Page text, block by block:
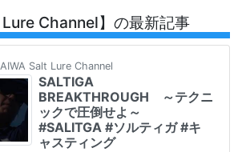
Lure Channel】の最新記事
Salt Lure Channel
SALTIGA
BREAKTHROUGH ～テクニ
ックで圧倒せよ～
#SALITGA #ソルティガ #キ
ャスティング